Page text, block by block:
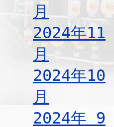
月
2024年11
月
2024年10
月
2024年 9